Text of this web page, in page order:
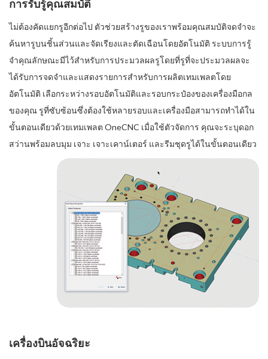
การรับรู้คุณสมบัติ
ไม่ต้องคัดแยกรูอีกต่อไป ตัวช่วยสร้างรูของเราพร้อมคุณสมบัติจดจำจะ
ค้นหารูบนชิ้นส่วนและจัดเรียงและตัดเฉือนโดยอัตโนมัติ ระบบการรู้
จำคุณลักษณะมีไว้สำหรับการประมวลผลรูโดยที่รูที่จะประมวลผลจะ
ได้รับการจดจำและแสดงรายการสำหรับการผลิตเทมเพลตโดย
อัตโนมัติ เลือกระหว่างรอบอัตโนมัติและรอบกระป๋องของเครื่องมือกล
ของคุณ รูที่ซับซ้อนซึ่งต้องใช้หลายรอบและเครื่องมือสามารถทำได้ใน
ขั้นตอนเดียวด้วยเทมเพลต OneCNC เมื่อใช้ตัวจัดการ คุณจะระบุดอก
สว่านพร้อมลบมุม เจาะ เจาะเคาน์เตอร์ และรีมชุดรูได้ในขั้นตอนเดียว
เครื่องบินอัจฉริยะ